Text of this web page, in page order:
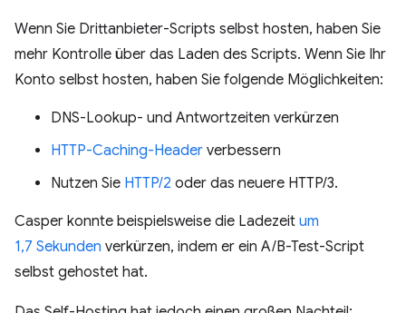
Wenn Sie Drittanbieter-Scripts selbst hosten, haben Sie
mehr Kontrolle über das Laden des Scripts. Wenn Sie Ihr
Konto selbst hosten, haben Sie folgende Möglichkeiten:
DNS-Lookup- und Antwortzeiten verkürzen
HTTP-Caching-Header verbessern
Nutzen Sie HTTP/2 oder das neuere HTTP/3.
Casper konnte beispielsweise die Ladezeit um
1,7 Sekunden verkürzen, indem er ein A/B-Test-Script
selbst gehostet hat.